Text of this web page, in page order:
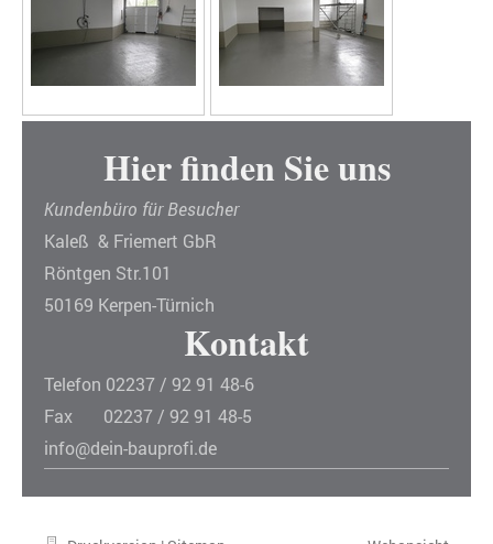
Hier finden Sie uns
Kundenbüro für Besucher
Kaleß & Friemert GbR
Röntgen Str.101
50169 Kerpen-Türnich
Kontakt
Telefon 02237 / 92 91 48-6
Fax 02237 / 92 91 48-5
info@dein-bauprofi.de